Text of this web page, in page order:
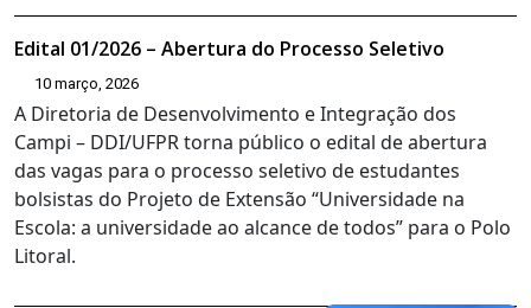
Edital 01/2026 – Abertura do Processo Seletivo
10 março, 2026
A Diretoria de Desenvolvimento e Integração dos
Campi – DDI/UFPR torna público o edital de abertura
das vagas para o processo seletivo de estudantes
bolsistas do Projeto de Extensão “Universidade na
Escola: a universidade ao alcance de todos” para o Polo
Litoral.